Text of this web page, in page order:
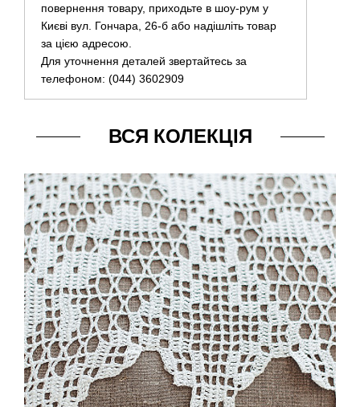
повернення товару, приходьте в шоу-рум у
Києві вул. Гончара, 26-б або надішліть товар
за цією адресою.
Для уточнення деталей звертайтесь за
телефоном: (044) 3602909
ВСЯ КОЛЕКЦІЯ